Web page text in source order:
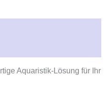
Aquaristik-Lösung für Ihr